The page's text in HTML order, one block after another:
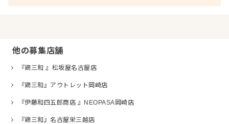
他の募集店舗
『鶏三和 』松坂屋名古屋店
『鶏三和』アウトレット岡崎店
『伊藤和四五郎商店 』NEOPASA岡崎店
『鶏三和』名古屋栄三越店